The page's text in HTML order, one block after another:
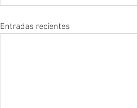
Entradas recientes